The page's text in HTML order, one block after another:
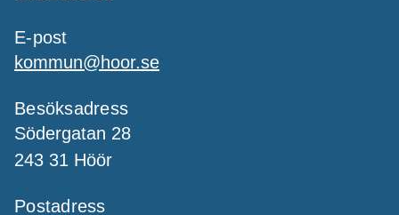
E-post
kommun@hoor.se
Besöksadress
Södergatan 28
243 31 Höör
Postadress